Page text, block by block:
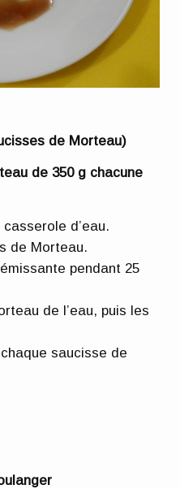
de Morteau)
de 350 g chacune
d’eau.
de Morteau.
pendant 25
de l’eau, puis les
saucisse de